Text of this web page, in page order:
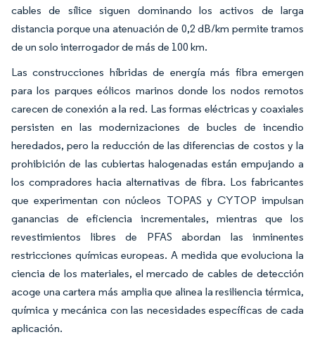
cables de sílice siguen dominando los activos de larga
distancia porque una atenuación de 0,2 dB/km permite tramos
de un solo interrogador de más de 100 km.
Las construcciones híbridas de energía más fibra emergen
para los parques eólicos marinos donde los nodos remotos
carecen de conexión a la red. Las formas eléctricas y coaxiales
persisten en las modernizaciones de bucles de incendio
heredados, pero la reducción de las diferencias de costos y la
prohibición de las cubiertas halogenadas están empujando a
los compradores hacia alternativas de fibra. Los fabricantes
que experimentan con núcleos TOPAS y CYTOP impulsan
ganancias de eficiencia incrementales, mientras que los
revestimientos libres de PFAS abordan las inminentes
restricciones químicas europeas. A medida que evoluciona la
ciencia de los materiales, el mercado de cables de detección
acoge una cartera más amplia que alinea la resiliencia térmica,
química y mecánica con las necesidades específicas de cada
aplicación.